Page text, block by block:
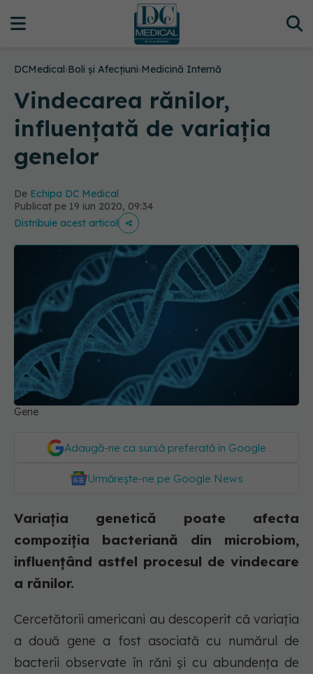
DCMedical›Boli și Afecțiuni›Medicină Internă
Vindecarea rănilor,
influențată de variația
genelor
De Echipa DC Medical
Publicat pe 19 iun 2020, 09:34
Distribuie acest articol
Gene
Adaugă-ne ca sursă preferată în Google
Urmărește-ne pe Google News
Variația genetică poate afecta
compoziția bacteriană din microbiom,
influențând astfel procesul de vindecare
a rănilor.
Cercetătorii americani au descoperit că variația
a două gene a fost asociată cu numărul de
bacterii observate în răni și cu abundența de